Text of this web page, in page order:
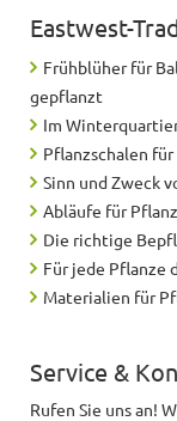
Eastwest-
Frühblüher für
gepflanzt
Im
Pflanzschalen
Sinn und Zweck
Abläufe für
Die richtige
Für jede Pflanze
Materialien für
Service &
Rufen Sie uns an!